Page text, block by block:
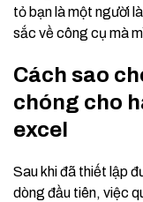
tỏ bạn là một người
sắc về công cụ mà
Cách sao
chóng cho
excel
Sau khi đã thiết lập
dòng đầu tiên, việc